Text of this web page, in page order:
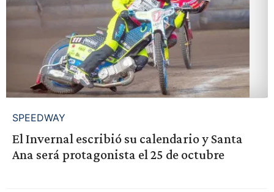
SPEEDWAY
El Invernal escribió su calendario y Santa
Ana será protagonista el 25 de octubre